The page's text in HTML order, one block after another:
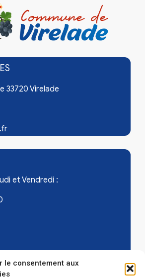
le consentement aux
33720 Virelade
et Vendredi :
et 3ème de chaque mois :